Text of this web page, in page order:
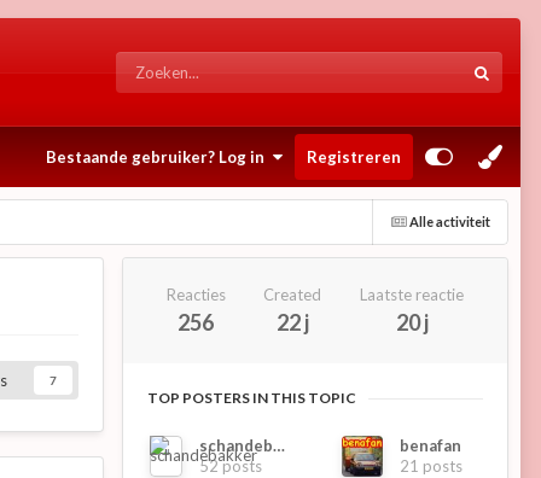
Bestaande gebruiker? Log in Registreren
Alle activiteit
7
Reacties
256
Created
22 j
Laatste reactie
20 j
TOP POSTERS IN THIS TOPIC
schandebakker
52 posts
benafan
21 posts